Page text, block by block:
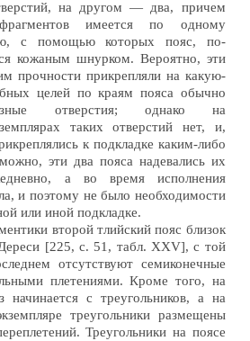
на другом — два, причем
имеется по одному
с помощью которых пояс, по-
кожаным шнурком. Вероятно, эти
прочности прикрепляли на какую-
целей по краям пояса обычно
отверстия; однако на
таких отверстий нет, и,
к подкладке каким-либо
эти два пояса надевались их
а во время исполнения
и поэтому не было необходимости
или иной подкладке.
второй тлийский пояс близок
[225, с. 51, табл. XXV], с той
отсутствуют семиконечные
плетениями. Кроме того, на
начинается с треугольников, а на
треугольники размещены
Треугольники на поясе